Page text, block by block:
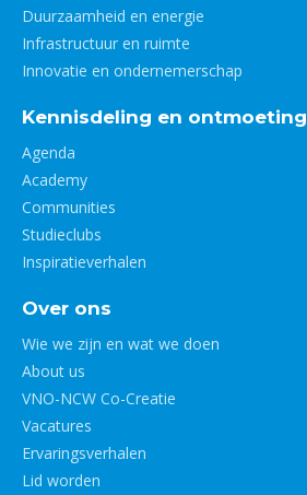
Duurzaamheid en energie
Infrastructuur en ruimte
Innovatie en ondernemerschap
Kennisdeling en ontmoeting
Agenda
Academy
Communities
Studieclubs
Inspiratieverhalen
Over ons
Wie we zijn en wat we doen
About us
VNO-NCW Co-Creatie
Vacatures
Ervaringsverhalen
Lid worden